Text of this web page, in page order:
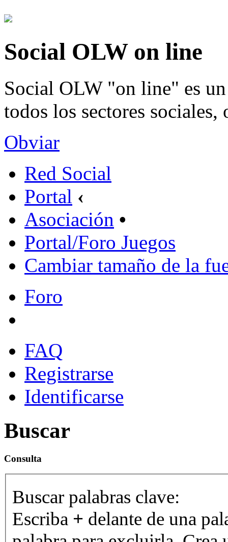
Social OLW on line
Social OLW "on line" es
todos los sectores sociales,
Obviar
Red Social
Portal ‹
Asociación •
Portal/Foro Juegos
Cambiar tamaño de la
Foro
FAQ
Registrarse
Identificarse
Buscar
Consulta
Buscar palabras clave:
Escriba + delante de una